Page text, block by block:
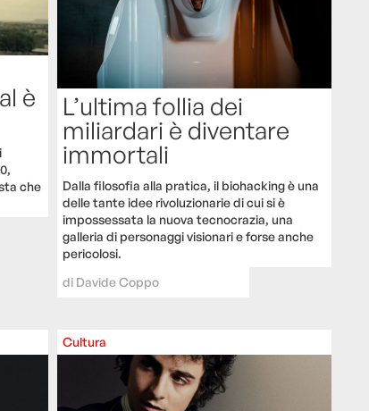
è
che
L’ultima follia dei
miliardari è diventare
immortali
Dalla filosofia alla pratica, il biohacking è una
delle tante idee rivoluzionarie di cui si è
impossessata la nuova tecnocrazia, una
galleria di personaggi visionari e forse anche
pericolosi.
di Davide Coppo
Cultura